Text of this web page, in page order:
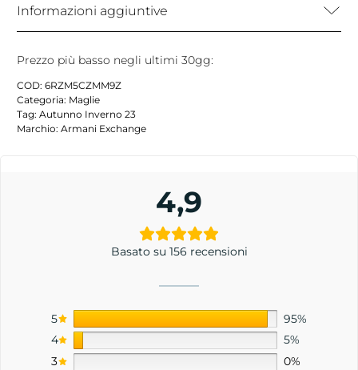
Informazioni aggiuntive
Prezzo più basso negli ultimi 30gg:
COD: 6RZM5CZMM9Z
Categoria: Maglie
Tag: Autunno Inverno 23
Marchio: Armani Exchange
4,9
Basato su 156 recensioni
5
95%
4
5%
3
0%